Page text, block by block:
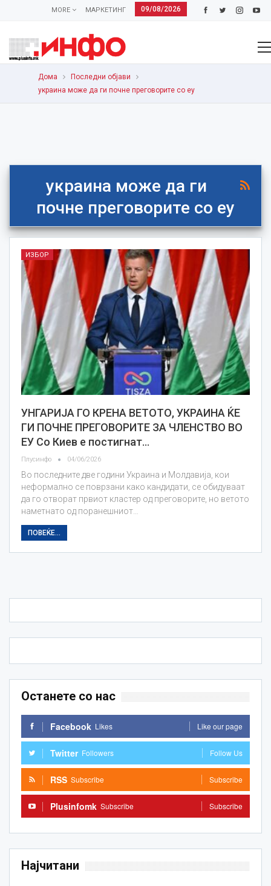
09/08/2026
МАРКЕТИНГ
MORE
Дома
Последни објави
украина може да ги почне преговорите со еу
украина може да ги
почне преговорите со еу
ИЗБОР
УНГАРИЈА ГО КРЕНА ВЕТОТО, УКРАИНА ЌЕ
ГИ ПОЧНЕ ПРЕГОВОРИТЕ ЗА ЧЛЕНСТВО ВО
ЕУ Со Киев е постигнат…
Плусинфо 04/06/2026
Во последните две години Украина и Молдавија, кои
неформално се поврзани како кандидати, се обидуваат
да го отворат првиот кластер од преговорите, но ветото
наметнато од поранешниот…
ПОВЕЌЕ...
Останете со нас
Facebook Likes Like our page
Twitter Followers Follow Us
RSS Subscribe Subscribe
Plusinfomk Subscribe Subscribe
Најчитани